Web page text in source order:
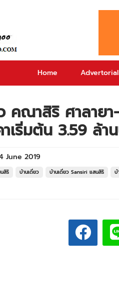
Home Advertorial
คณาสิริ ศาลาย
เริ่มต้น 3.59 ล้า
June 2019
สิริ บ้านเดี่ยว บ้านเดี่ยว Sansiri แสนสิริ บ้